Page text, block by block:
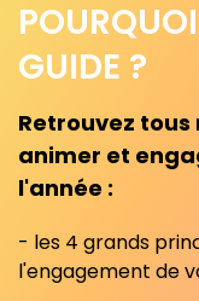
GUIDE ?
Retrouvez
animer et
l'année :
- les 4 grands
l'engagement de